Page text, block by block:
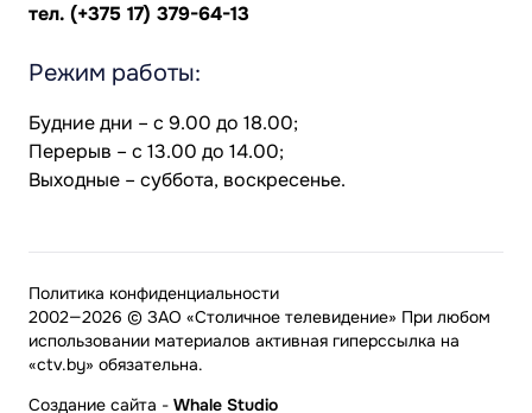
тел. (+375 17) 379-64-13
Режим работы:
Будние дни – с 9.00 до 18.00;
Перерыв – с 13.00 до 14.00;
Выходные – суббота, воскресенье.
2002—2026 © ЗАО «Столичное телевидение» При любом
использовании материалов активная гиперссылка на
«ctv.by» обязательна.
Политика конфиденциальности
Создание сайта - Whale Studio